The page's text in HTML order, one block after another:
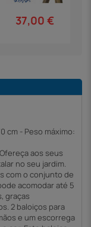
37,00 €
cm - Peso máximo:
aos seus
no seu jardim.
com o conjunto de
acomodar até 5
graças
2 baloiços para
e um escorrega